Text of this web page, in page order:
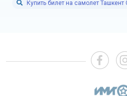
Купить билет на самолет Ташкент